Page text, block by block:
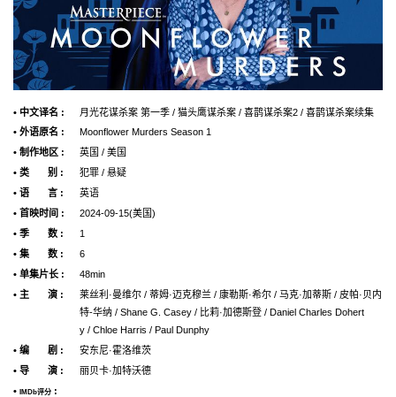
• 中文译名 :
月光花谋杀案 第一季 / 猫头鹰谋杀案 / 喜鹊谋杀案2 / 喜鹊谋杀案续集
• 外语原名 :
Moonflower Murders Season 1
• 制作地区 :
英国 / 美国
• 类 别 :
犯罪 / 悬疑
• 语 言 :
英语
• 首映时间 :
2024-09-15(美国)
• 季 数 :
1
• 集 数 :
6
• 单集片长 :
48min
• 主 演 :
莱丝利·曼维尔 / 蒂姆·迈克穆兰 / 康勒斯·希尔 / 马克·加蒂斯 / 皮帕·贝内
特-华纳 / Shane G. Casey / 比莉·加德斯登 / Daniel Charles Dohert
y / Chloe Harris / Paul Dunphy
• 编 剧 :
安东尼·霍洛维茨
• 导 演 :
丽贝卡·加特沃德
•
IMDb评分 :